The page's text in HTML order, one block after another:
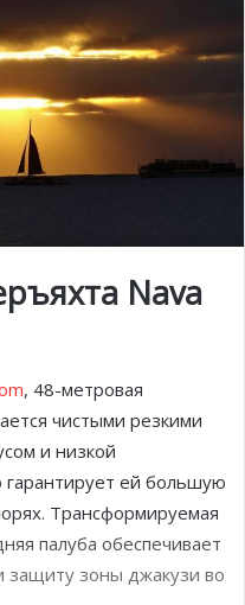
Nava
, 48-метровая
​​чистыми резкими
и низкой
гарантирует ей большую
Трансформируемая
палуба обеспечивает
защиту зоны джакузи во